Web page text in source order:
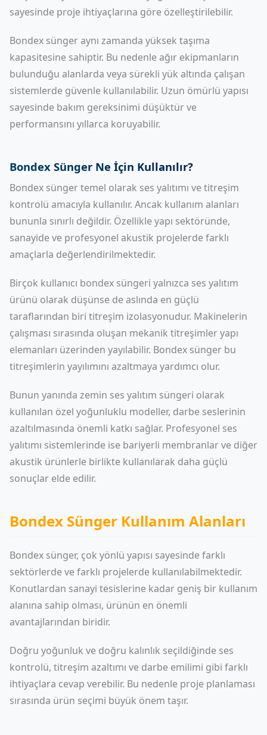
sayesinde proje ihtiyaçlarına göre özelleştirilebilir.
Bondex sünger aynı zamanda yüksek taşıma
kapasitesine sahiptir. Bu nedenle ağır ekipmanların
bulunduğu alanlarda veya sürekli yük altında çalışan
sistemlerde güvenle kullanılabilir. Uzun ömürlü yapısı
sayesinde bakım gereksinimi düşüktür ve
performansını yıllarca koruyabilir.
Bondex Sünger Ne İçin Kullanılır?
Bondex sünger temel olarak ses yalıtımı ve titreşim
kontrolü amacıyla kullanılır. Ancak kullanım alanları
bununla sınırlı değildir. Özellikle yapı sektöründe,
sanayide ve profesyonel akustik projelerde farklı
amaçlarla değerlendirilmektedir.
Birçok kullanıcı bondex süngeri yalnızca ses yalıtım
ürünü olarak düşünse de aslında en güçlü
taraflarından biri titreşim izolasyonudur. Makinelerin
çalışması sırasında oluşan mekanik titreşimler yapı
elemanları üzerinden yayılabilir. Bondex sünger bu
titreşimlerin yayılımını azaltmaya yardımcı olur.
Bunun yanında zemin ses yalıtım süngeri olarak
kullanılan özel yoğunluklu modeller, darbe seslerinin
azaltılmasında önemli katkı sağlar. Profesyonel ses
yalıtımı sistemlerinde ise bariyerli membranlar ve diğer
akustik ürünlerle birlikte kullanılarak daha güçlü
sonuçlar elde edilir.
Bondex Sünger Kullanım Alanları
Bondex sünger, çok yönlü yapısı sayesinde farklı
sektörlerde ve farklı projelerde kullanılabilmektedir.
Konutlardan sanayi tesislerine kadar geniş bir kullanım
alanına sahip olması, ürünün en önemli
avantajlarından biridir.
Doğru yoğunluk ve doğru kalınlık seçildiğinde ses
kontrolü, titreşim azaltımı ve darbe emilimi gibi farklı
ihtiyaçlara cevap verebilir. Bu nedenle proje planlaması
sırasında ürün seçimi büyük önem taşır.